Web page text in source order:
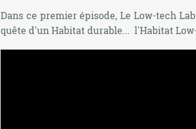
Dans ce premier épisode, Le Low-tech
quête d'un Habitat durable... l'Habitat